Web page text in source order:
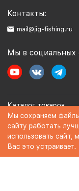
Контакты:
mail@jig-fishing.ru
Мы в социальных
Каталог товаров
Информация
Политика
Мы сохраняем
сайту работать
использовать сайт,
Вас это устраивает.